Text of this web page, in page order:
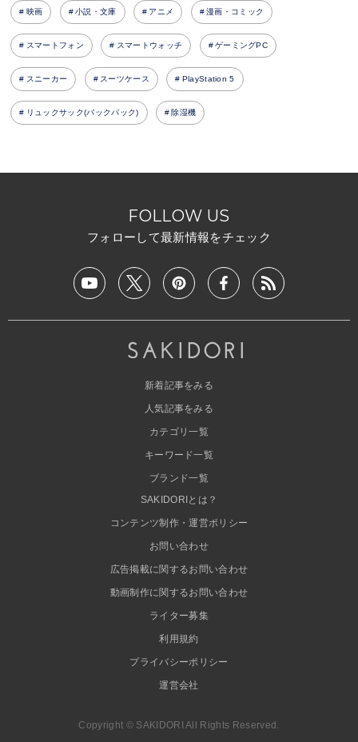
映画 小説・文庫 アニメ 漫画・コミック
スマートフォン スマートウォッチ ゲーミングPC
スニーカー スーツケース PlayStation 5
リュックサック(バックパック) 除湿機
FOLLOW US
フォローして最新情報をチェック
新着記事をみる
人気記事をみる
カテゴリ一覧
キーワード一覧
ブランド一覧
SAKIDORIとは？
コンテンツ制作・運営ポリシー
お問い合わせ
広告掲載に関するお問い合わせ
動画制作に関するお問い合わせ
ライター募集
利用規約
プライバシーポリシー
運営会社
Copyright © SAKIDORI All Rights Reserved.